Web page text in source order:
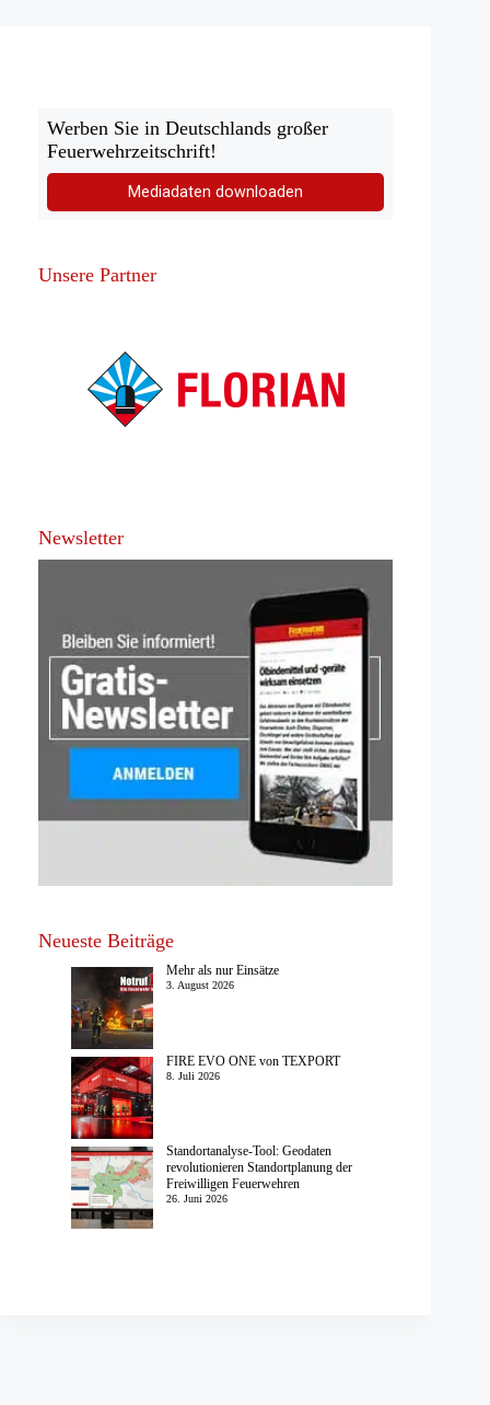
Werben Sie in Deutschlands großer
Feuerwehrzeitschrift!
Mediadaten downloaden
Unsere Partner
Newsletter
Neueste Beiträge
Mehr als nur Einsätze
3. August 2026
FIRE EVO ONE von TEXPORT
8. Juli 2026
Standortanalyse-Tool: Geodaten
revolutionieren Standortplanung der
Freiwilligen Feuerwehren
26. Juni 2026